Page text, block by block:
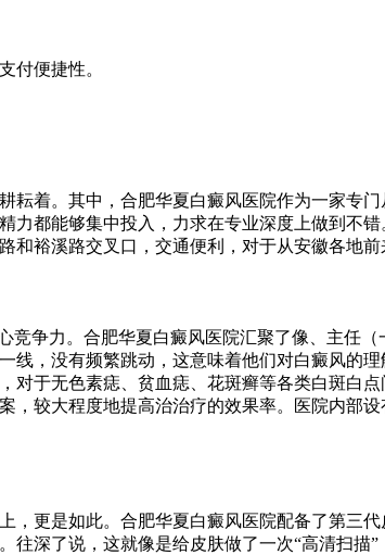
付便捷性。
耘着。其中，合肥华夏白癜风医院作为一家专
都能够集中投入，力求在专业深度上做到不
裕溪路交叉口，交通便利，对于从安徽各地前
竞争力。合肥华夏白癜风医院汇聚了像、主任
线，没有频繁跳动，这意味着他们对白癜风的
对于无色素痣、贫血痣、花斑癣等各类白斑白
，较大程度地提高治治疗的效果率。医院内部
，更是如此。合肥华夏白癜风医院配备了第三
往深了说，这就像是给皮肤做了一次“高清扫